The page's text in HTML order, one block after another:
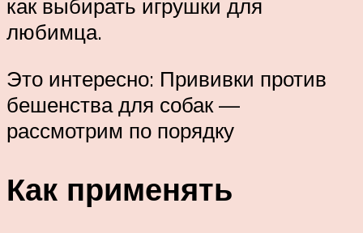
как выбирать игрушки для
любимца.
Это интересно: Прививки против
бешенства для собак —
рассмотрим по порядку
Как применять